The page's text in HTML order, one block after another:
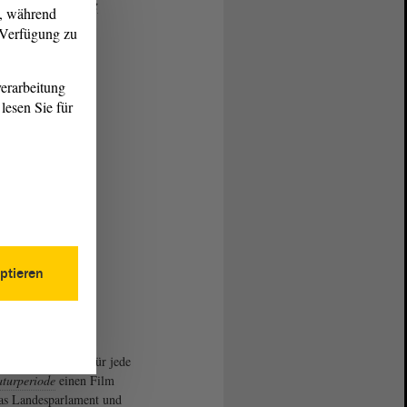
produziert für jede
einen Film
Landesparlament und
während
zu
Sie für